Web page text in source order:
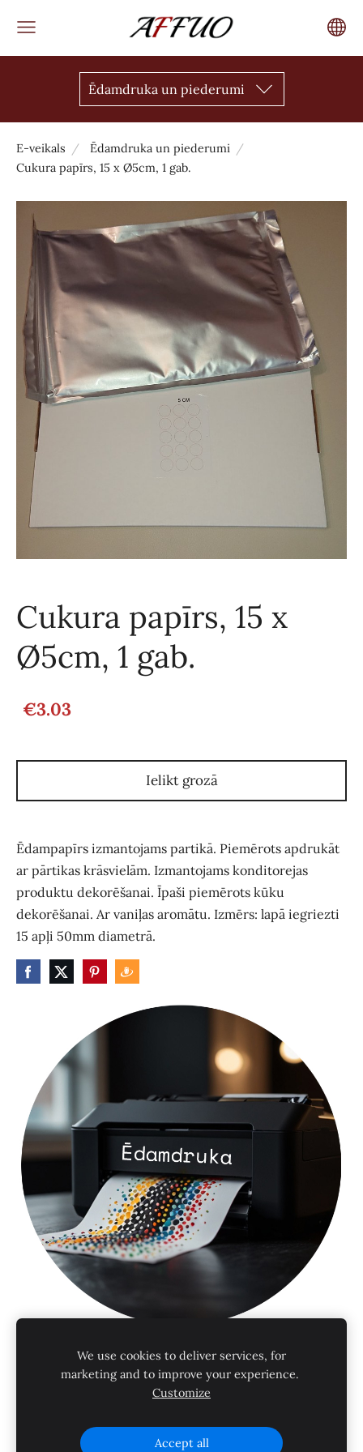
Ēdamdruka un piederumi
E-veikals
Ēdamdruka un piederumi
Cukura papīrs, 15 x Ø5cm, 1 gab.
Cukura papīrs, 15 x
Ø5cm, 1 gab.
€3.03
Ielikt grozā
Ēdampapīrs izmantojams partikā. Piemērots apdrukāt
ar pārtikas krāsvielām. Izmantojams konditorejas
produktu dekorēšanai. Īpaši piemērots kūku
dekorēšanai. Ar vaniļas aromātu. Izmērs: lapā iegriezti
15 apļi 50mm diametrā.
Lietošanas noteikumi
Privātuma politika
Sīkdatnes
We use cookies to deliver services, for
marketing and to improve your experience.
Customize
Accept all